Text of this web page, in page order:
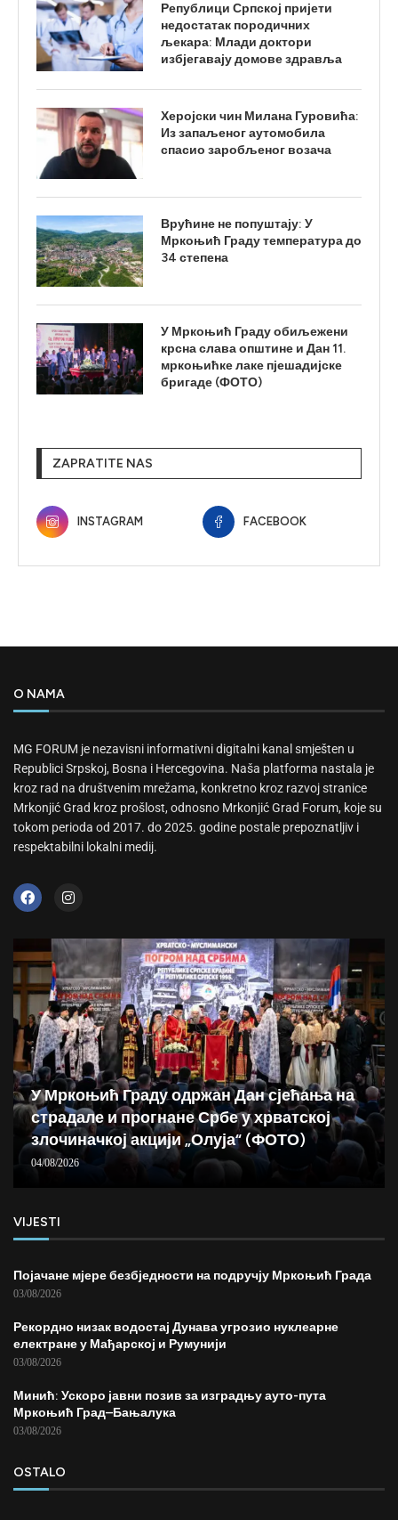
Републици Српској пријети
недостатак породичних
љекара: Млади доктори
избјегавају домове здравља
Херојски чин Милана Гуровића:
Из запаљеног аутомобила
спасио заробљеног возача
Врућине не попуштају: У
Мркоњић Граду температура до
34 степена
У Мркоњић Граду обиљежени
крсна слава општине и Дан 11.
мркоњићке лаке пјешадијске
бригаде (ФОТО)
ZAPRATITE NAS
INSTAGRAM FACEBOOK
O NAMA
MG FORUM je nezavisni informativni digitalni kanal smješten u
Republici Srpskoj, Bosna i Hercegovina. Naša platforma nastala je
kroz rad na društvenim mrežama, konkretno kroz razvoj stranice
Mrkonjić Grad kroz prošlost, odnosno Mrkonjić Grad Forum, koje su
tokom perioda od 2017. do 2025. godine postale prepoznatljiv i
respektabilni lokalni medij.
У Мркоњић Граду одржан Дан сјећања на
страдале и прогнане Србе у хрватској
злочиначкој акцији „Олуја“ (ФОТО)
04/08/2026
VIJESTI
Појачане мјере безбједности на подручју Мркоњић Града
03/08/2026
Рекордно низак водостај Дунава угрозио нуклеарне
електране у Мађарској и Румунији
03/08/2026
Минић: Ускоро јавни позив за изградњу ауто-пута
Мркоњић Град–Бањалука
03/08/2026
OSTALO